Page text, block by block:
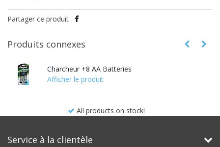
Partager ce produit
Produits connexes
Charcheur +8 AA Batteries
Afficher le produit
All products on stock!
Service à la clientèle